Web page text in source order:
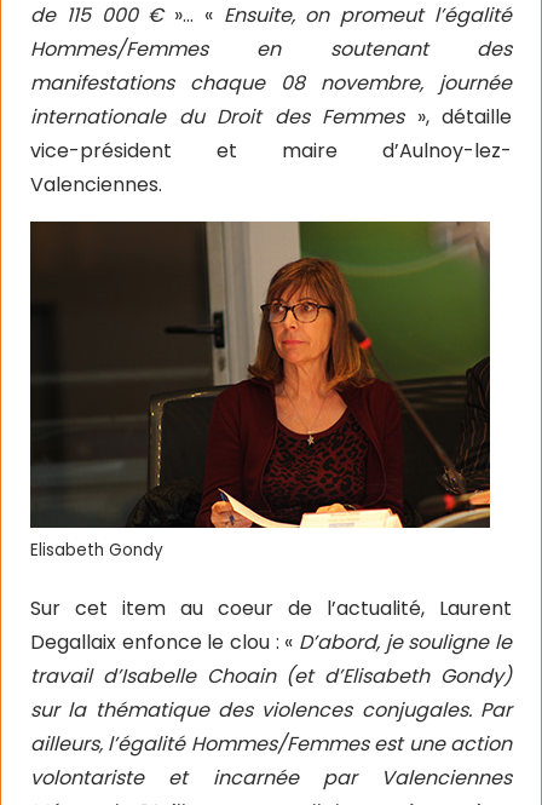
de 115 000 €»… « Ensuite, on promeut l’égalité
Hommes/Femmes en soutenant des
manifestations chaque 08 novembre, journée
internationale du Droit des Femmes», détaille
vice-président et maire d’Aulnoy-lez-
Valenciennes.
Elisabeth Gondy
Sur cet item au coeur de l’actualité, Laurent
Degallaix enfonce le clou : « D’abord, je souligne le
travail d’Isabelle Choain (et d’Elisabeth Gondy)
sur la thématique des violences conjugales. Par
ailleurs, l’égalité Hommes/Femmes est une action
volontariste et incarnée par Valenciennes